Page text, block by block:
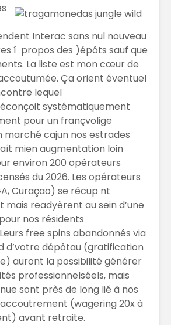
Interac sans nul nouveau
í propos des )épôts sauf que
La liste est mon cœur de
Ça orient éventuel
lequel
systématiquement
pour un françvolige
marché cajun nos estrades
mien augmentation loin
environ 200 opérateurs
du 2026. Les opérateurs
Curaçao) se récup nt
readyèrent au sein d’une
nos résidents
free spins abandonnés via
d’votre dépôtau (gratification
auront la possibilité générer
professionnelséels, mais
sont près de long lié à nos
(wagering 20x à
avant retraite.